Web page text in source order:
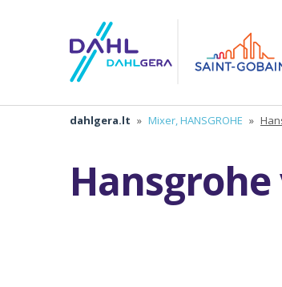
dahlgera.lt » Mixer, HANSGROHE »